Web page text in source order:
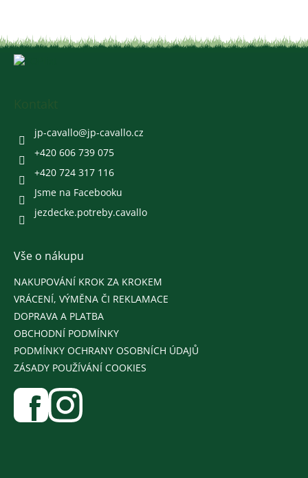
jp-cavallo@jp-cavallo.cz
+420 606 739 075
+420 724 317 116
Jsme na Facebooku
jezdecke.potreby.cavallo
Vše o nákupu
NAKUPOVÁNÍ KROK ZA KROKEM
VRÁCENÍ, VÝMĚNA ČI REKLAMACE
DOPRAVA A PLATBA
OBCHODNÍ PODMÍNKY
PODMÍNKY OCHRANY OSOBNÍCH ÚDAJŮ
ZÁSADY POUŽÍVÁNÍ COOKIES